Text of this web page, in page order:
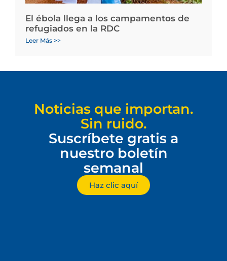
El ébola llega a los campamentos de
refugiados en la RDC
Leer Más >>
Noticias que importan.
Sin ruido.
Suscríbete gratis a
nuestro boletín
semanal
Haz clic aquí